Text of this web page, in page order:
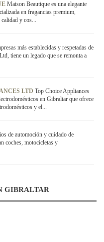
Maison Beautique es una elegante
en fragancias premium,
y cos...
más establecidas y respetadas de
tiene un legado que se remonta a
LTD Top Choice Appliances
en Gibraltar que ofrece
y el...
de automoción y cuidado de
coches, motocicletas y
GIBRALTAR